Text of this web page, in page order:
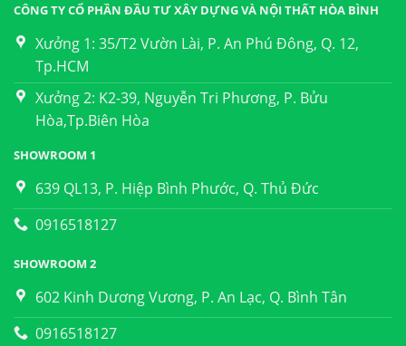
CÔNG TY CỔ PHẦN ĐẦU TƯ XÂY DỰNG VÀ NỘI THẤT HÒA BÌNH
Xưởng 1: 35/T2 Vườn Lài, P. An Phú Đông, Q. 12,
Tp.HCM
Xưởng 2: K2-39, Nguyễn Tri Phương, P. Bửu
Hòa,Tp.Biên Hòa
SHOWROOM 1
639 QL13, P. Hiệp Bình Phước, Q. Thủ Đức
0916518127
SHOWROOM 2
602 Kinh Dương Vương, P. An Lạc, Q. Bình Tân
0916518127